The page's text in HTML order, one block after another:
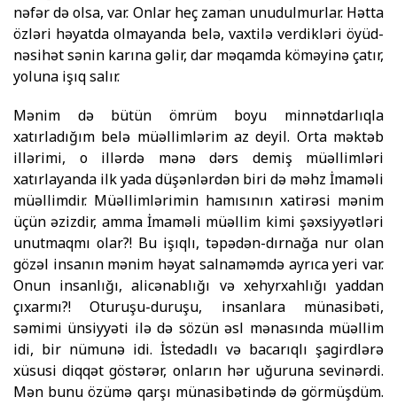
nəfər də olsa, var. Onlar heç zaman unudulmurlar. Hətta
özləri həyatda olmayanda belə, vax­tilə verdikləri öyüd-
nəsihət sənin karına gəlir, dar məqamda köməyinə çatır,
yo­luna işıq salır.
Mənim də bütün ömrüm boyu minnətdarlıqla
xatırladığım belə müəl­lim­lərim az deyil. Orta məktəb
illərimi, o illərdə mənə dərs demiş mü­əllimləri
xatırlayanda ilk yada düşənlərdən biri də məhz İmaməli
müəllimdir. Müəl­limlərimin hamısının xatirəsi mənim
üçün əzizdir, amma İmaməli müəllim kimi şəxsiyyətləri
unutmaqmı olar?! Bu işıqlı, təpədən-dırnağa nur olan
gözəl insanın mənim həyat salnaməmdə ayrıca yeri var.
Onun insanlığı, alicənablığı və xehyrxahlığı yaddan
çıxarmı?! Oturuşu-duruşu, insanlara münasibəti,
səmimi ünsiyyəti ilə də sözün əsl mənasında müəllim
idi, bir nümunə idi. İstedadlı və bacarıqlı şagirdlərə
xüsusi diqqət göstərər, onların hər uğuruna sevinərdi.
Mən bunu özümə qarşı münasibətində də görmüşdüm.